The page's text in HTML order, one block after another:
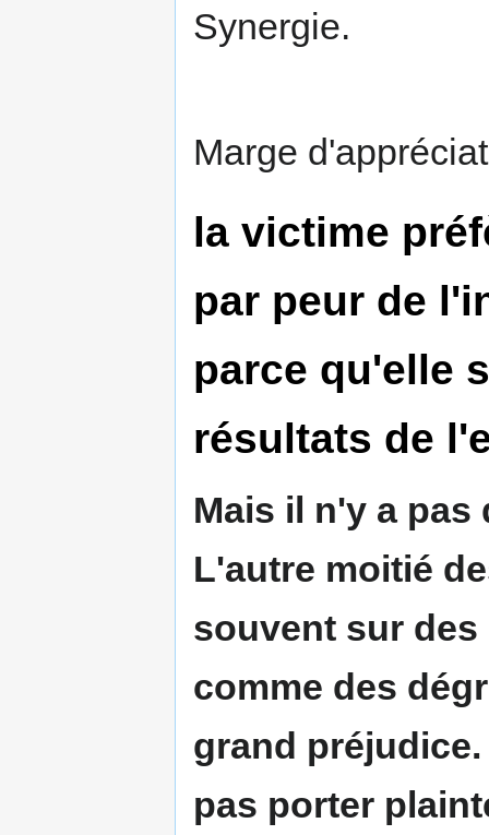
Synergie.
Marge
la victime
par peur de
parce qu'elle
résultats de
Mais il n'y a pas
L'autre moitié
souvent sur
comme des
grand
pas porter